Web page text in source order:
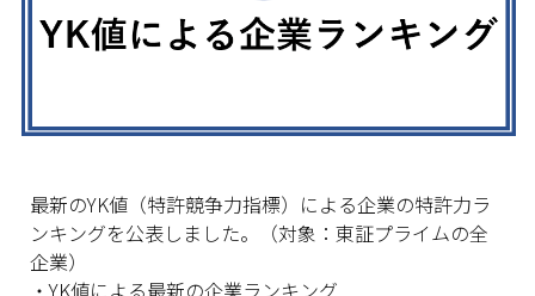
最新のYK値（特許競争力指標） による企業の特許力ラ
ンキングを公表しました。（対象： 東証プライムの全
企業）
・YK値による最新の企業ランキング